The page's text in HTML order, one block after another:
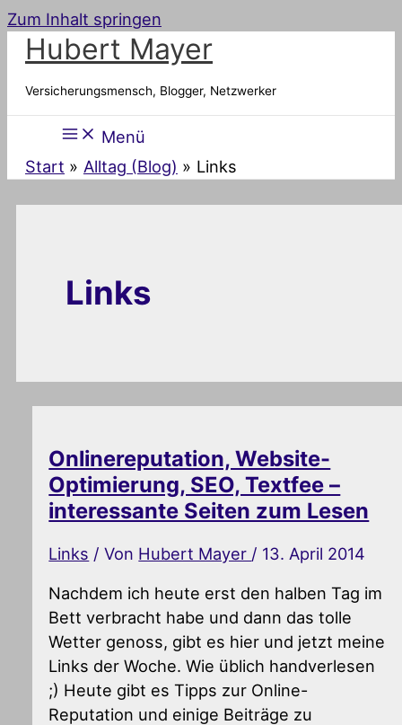
Zum Inhalt springen
Hubert Mayer
Versicherungsmensch, Blogger, Netzwerker
Menü
Start
Alltag (Blog) Links
Links
Onlinereputation, Website-
Optimierung, SEO, Textfee –
interessante Seiten zum Lesen
Links / Von Hubert Mayer / 13. April 2014
Nachdem ich heute erst den halben Tag im
Bett verbracht habe und dann das tolle
Wetter genoss, gibt es hier und jetzt meine
Links der Woche. Wie üblich handverlesen
;) Heute gibt es Tipps zur Online-
Reputation und einige Beiträge zu